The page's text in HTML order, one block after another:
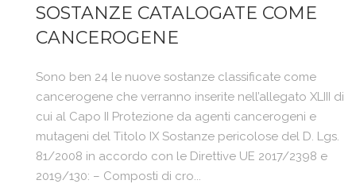
SOSTANZE CATALOGATE COME
CANCEROGENE
Sono ben 24 le nuove sostanze classificate come
cancerogene che verranno inserite nell’allegato XLIII di
cui al Capo II Protezione da agenti cancerogeni e
mutageni del Titolo IX Sostanze pericolose del D. Lgs.
81/2008 in accordo con le Direttive UE 2017/2398 e
2019/130: – Composti di cro...